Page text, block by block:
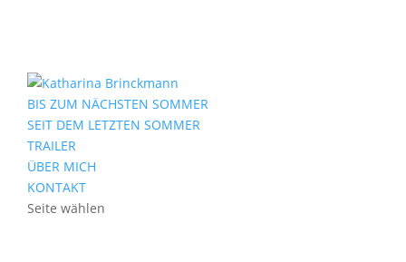
BIS ZUM NÄCHSTEN SOMMER
SEIT DEM LETZTEN SOMMER
TRAILER
ÜBER MICH
KONTAKT
Seite wählen